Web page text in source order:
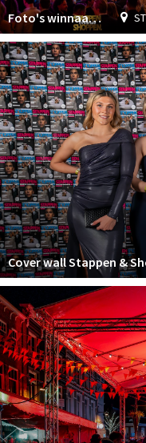
Foto's winnaars Stappen & Shoppen Awards 2024
Cover wall Stappen &
Diner concert